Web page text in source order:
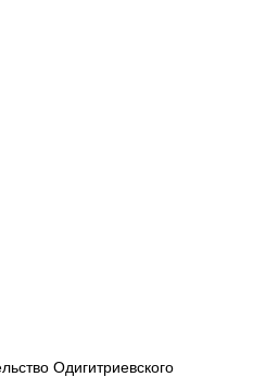
Одигитриевского